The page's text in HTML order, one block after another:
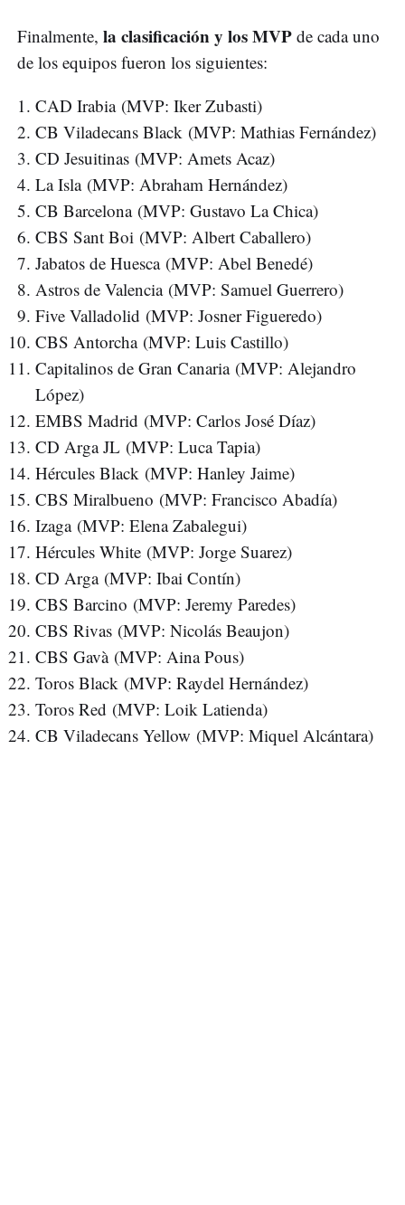
Finalmente, la clasificación y los MVP de cada uno
de los equipos fueron los siguientes:
CAD Irabia (MVP: Iker Zubasti)
CB Viladecans Black (MVP: Mathias Fernández)
CD Jesuitinas (MVP: Amets Acaz)
La Isla (MVP: Abraham Hernández)
CB Barcelona (MVP: Gustavo La Chica)
CBS Sant Boi (MVP: Albert Caballero)
Jabatos de Huesca (MVP: Abel Benedé)
Astros de Valencia (MVP: Samuel Guerrero)
Five Valladolid (MVP: Josner Figueredo)
CBS Antorcha (MVP: Luis Castillo)
Capitalinos de Gran Canaria (MVP: Alejandro
López)
EMBS Madrid (MVP: Carlos José Díaz)
CD Arga JL (MVP: Luca Tapia)
Hércules Black (MVP: Hanley Jaime)
CBS Miralbueno (MVP: Francisco Abadía)
Izaga (MVP: Elena Zabalegui)
Hércules White (MVP: Jorge Suarez)
CD Arga (MVP: Ibai Contín)
CBS Barcino (MVP: Jeremy Paredes)
CBS Rivas (MVP: Nicolás Beaujon)
CBS Gavà (MVP: Aina Pous)
Toros Black (MVP: Raydel Hernández)
Toros Red (MVP: Loik Latienda)
CB Viladecans Yellow (MVP: Miquel Alcántara)